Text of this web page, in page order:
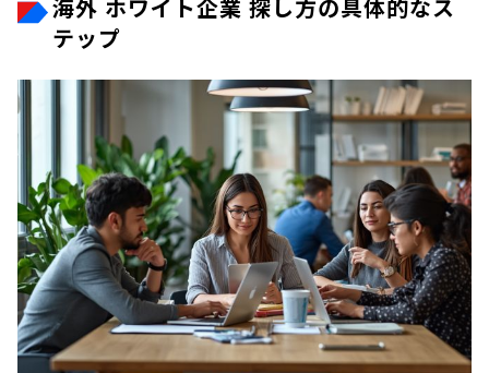
海外 ホワイト企業 探し方の具体的なス
テップ